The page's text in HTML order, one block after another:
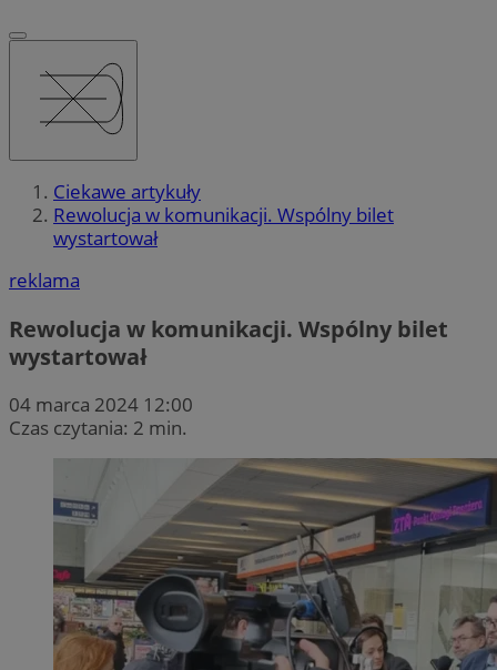
Ciekawe artykuły
Rewolucja w komunikacji. Wspólny bilet
wystartował
reklama
Rewolucja w komunikacji. Wspólny bilet
wystartował
04 marca 2024 12:00
Czas czytania: 2 min.